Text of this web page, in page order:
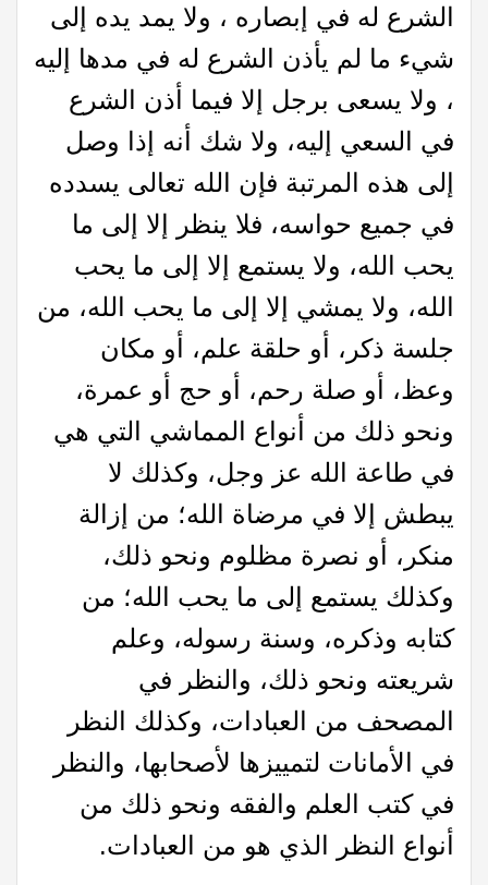
الشرع له في إبصاره ، ولا يمد يده إلى
شيء ما لم يأذن الشرع له في مدها إليه
، ولا يسعی برجل إلا فيما أذن الشرع
في السعي إليه، ولا شك أنه إذا وصل
إلى هذه المرتبة فإن الله تعالى يسدده
في جميع حواسه، فلا ينظر إلا إلى ما
يحب الله، ولا يستمع إلا إلى ما يحب
الله، ولا يمشي إلا إلى ما يحب الله، من
جلسة ذكر، أو حلقة علم، أو مكان
وعظ، أو صلة رحم، أو حج أو عمرة،
ونحو ذلك من أنواع المماشي التي هي
في طاعة الله عز وجل، وكذلك لا
يبطش إلا في مرضاة الله؛ من إزالة
منكر، أو نصرة مظلوم ونحو ذلك،
وكذلك يستمع إلى ما يحب الله؛ من
كتابه وذكره، وسنة رسوله، وعلم
شريعته ونحو ذلك، والنظر في
المصحف من العبادات، وكذلك النظر
في الأمانات لتمييزها لأصحابها، والنظر
في كتب العلم والفقه ونحو ذلك من
أنواع النظر الذي هو من العبادات.